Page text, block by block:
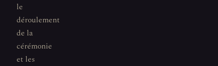
le
déroulement
de la
cérémonie
et les